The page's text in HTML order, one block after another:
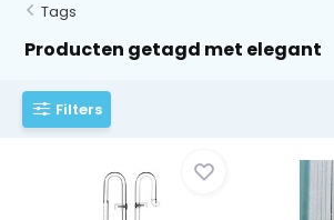
Tags
Producten getagd met elegant
Filters